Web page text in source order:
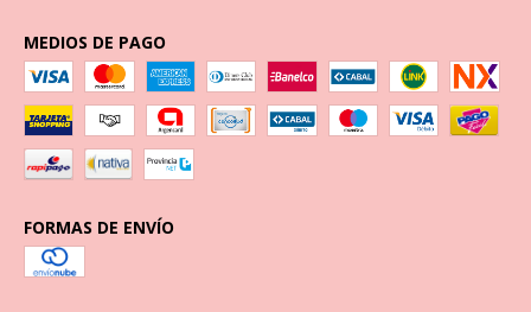
MEDIOS DE PAGO
FORMAS DE ENVÍO